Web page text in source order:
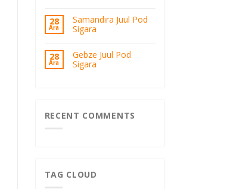
28
Ara
Samandıra Juul Pod
Sigara
28
Ara
Gebze Juul Pod
Sigara
RECENT COMMENTS
TAG CLOUD